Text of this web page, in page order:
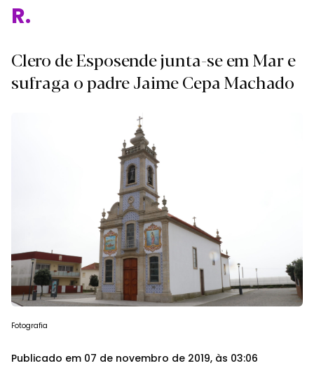
Relig
Clero de Esposende junta-se em Mar e
sufraga o padre Jaime Cepa Machado
Fotografia
Publicado em 07 de novembro de 2019, às 03:06